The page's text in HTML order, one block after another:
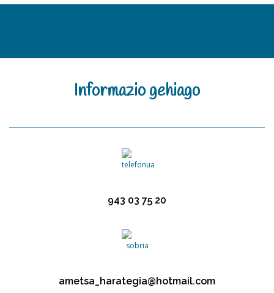
Informaziogehiago
943 03 75 20
ametsa_harategia@hotmail.com